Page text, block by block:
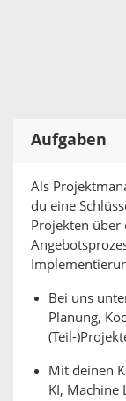
Aufgaben
Als
du eine
Projekten über
Bei uns
Planung,
(Teil-
Mit deinen
KI, Machine